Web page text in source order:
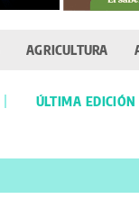
AGRICULTURA
ÚLTIMA EDICIÓN